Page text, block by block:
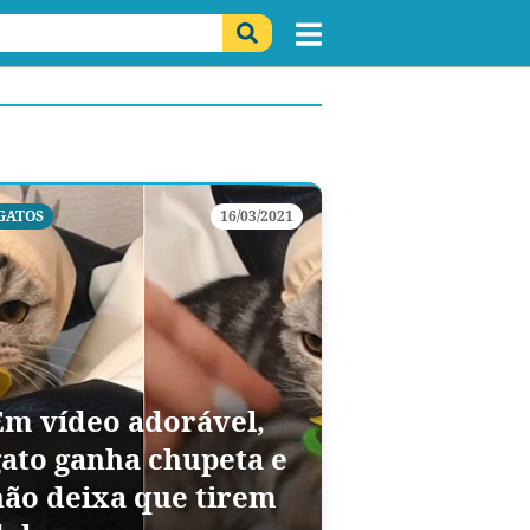
16/03/2021
vídeo adorável,
ganha chupeta e
deixa que tirem